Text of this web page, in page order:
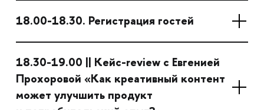
18.00-18.30. Регистрация гостей
18.30-19.00 || Кейс-review с Евгенией
Прохоровой «Как креативный контент
может улучшить продукт